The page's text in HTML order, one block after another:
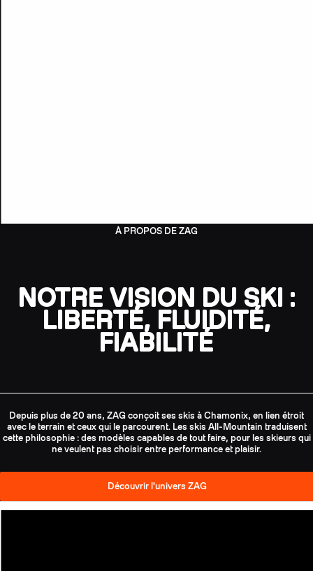
À PROPOS DE ZAG
NOTRE VISION DU SKI :
LIBERTÉ, FLUIDITÉ,
FIABILITÉ
Depuis plus de 20 ans, ZAG conçoit ses skis à Chamonix, en lien étroit
avec le terrain et ceux qui le parcourent. Les skis All-Mountain traduisent
cette philosophie : des modèles capables de tout faire, pour les skieurs qui
ne veulent pas choisir entre performance et plaisir.
Découvrir l'univers ZAG